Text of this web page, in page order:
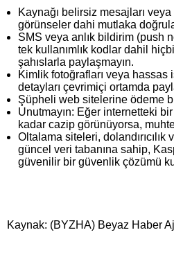
Kaynağı belirsiz mesajları veya
görünseler dahi mutlaka
SMS veya anlık bildirim (push
tek kullanımlık kodlar dahil
şahıslarla paylaşmayın.
Kimlik fotoğrafları veya
detayları çevrimiçi ortamda
Şüpheli web sitelerine ödeme
Unutmayın: Eğer internetteki
kadar cazip görünüyorsa,
Oltalama siteleri, dolandırıcılık
güncel veri tabanına sahip,
güvenilir bir güvenlik çözümü
Kaynak: (BYZHA) Beyaz Haber